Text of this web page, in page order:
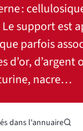
:
support est
parfois
d’or, d’argent
nacre…
dans l'annuaire